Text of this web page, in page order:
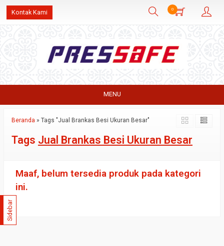
Kontak Kami 0
MENU
Beranda » Tags "Jual Brankas Besi Ukuran Besar"
Tags Jual Brankas Besi Ukuran Besar
Maaf, belum tersedia produk pada kategori
ini.
Sidebar